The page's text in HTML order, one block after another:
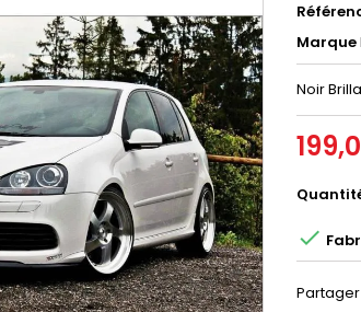
Marque
Noir

Partager